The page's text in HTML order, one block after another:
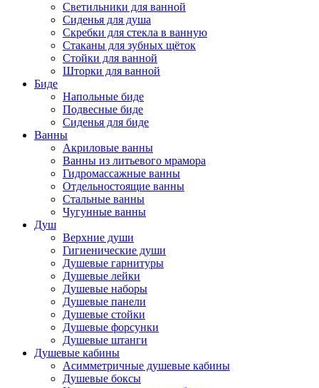
Светильники для ванной
Сиденья для душа
Скребки для стекла в ванную
Стаканы для зубных щёток
Стойки для ванной
Шторки для ванной
Биде
Напольные биде
Подвесные биде
Сиденья для биде
Ванны
Акриловые ванны
Ванны из литьевого мрамора
Гидромассажные ванны
Отдельностоящие ванны
Стальные ванны
Чугунные ванны
Душ
Верхние души
Гигиенические души
Душевые гарнитуры
Душевые лейки
Душевые наборы
Душевые панели
Душевые стойки
Душевые форсунки
Душевые штанги
Душевые кабины
Асимметричные душевые кабины
Душевые боксы